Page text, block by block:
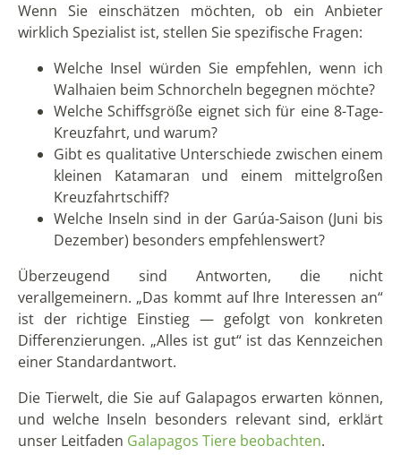
Wenn Sie einschätzen möchten, ob ein Anbieter
wirklich Spezialist ist, stellen Sie spezifische Fragen:
Welche Insel würden Sie empfehlen, wenn ich
Walhaien beim Schnorcheln begegnen möchte?
Welche Schiffsgröße eignet sich für eine 8-Tage-
Kreuzfahrt, und warum?
Gibt es qualitative Unterschiede zwischen einem
kleinen Katamaran und einem mittelgroßen
Kreuzfahrtschiff?
Welche Inseln sind in der Garúa-Saison (Juni bis
Dezember) besonders empfehlenswert?
Überzeugend sind Antworten, die nicht
verallgemeinern. „Das kommt auf Ihre Interessen an“
ist der richtige Einstieg — gefolgt von konkreten
Differenzierungen. „Alles ist gut“ ist das Kennzeichen
einer Standardantwort.
Die Tierwelt, die Sie auf Galapagos erwarten können,
und welche Inseln besonders relevant sind, erklärt
unser Leitfaden Galapagos Tiere beobachten.